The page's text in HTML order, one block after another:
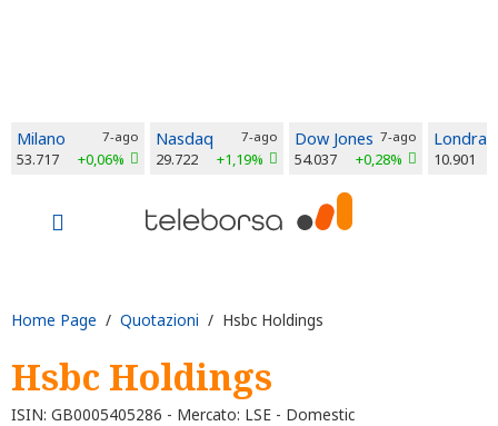
Milano 7-ago
53.717 +0,06%
Nasdaq 7-ago
29.722 +1,19%
Dow Jones 7-ago
54.037 +0,28%
Londra
10.901
Home Page / Quotazioni / Hsbc Holdings
Hsbc Holdings
ISIN: GB0005405286 - Mercato: LSE - Domestic